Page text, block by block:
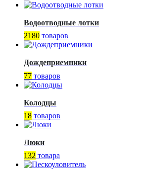
Водоотводные лотки
2180 товаров
Дождеприемники
77 товаров
Колодцы
18 товаров
Люки
132 товара